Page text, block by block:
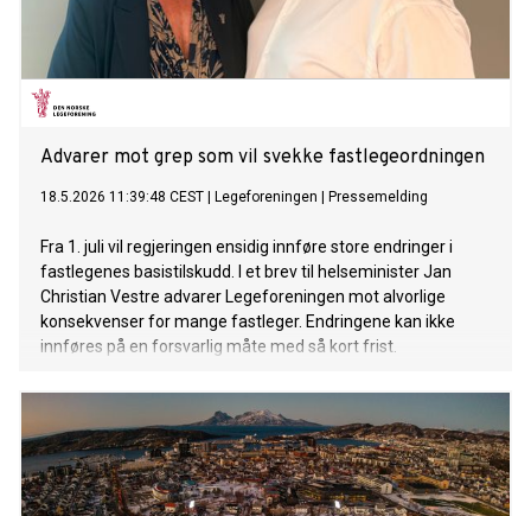
Advarer mot grep som vil svekke fastlegeordningen
18.5.2026 11:39:48 CEST Legeforeningen Pressemelding
Fra 1. juli vil regjeringen ensidig innføre store endringer i
fastlegenes basistilskudd. I et brev til helseminister Jan
Christian Vestre advarer Legeforeningen mot alvorlige
konsekvenser for mange fastleger. Endringene kan ikke
innføres på en forsvarlig måte med så kort frist.